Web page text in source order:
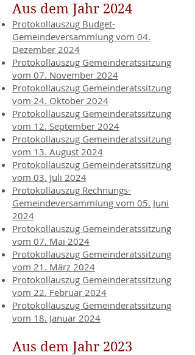
Aus dem Jahr 2024
Protokollauszug Budget-
Gemeindeversammlung vom 04.
Dezember 2024
Protokollauszug Gemeinderatssitzung
vom 07. November 2024
Protokollauszug Gemeinderatssitzung
vom 24. Oktober 2024
Protokollauszug Gemeinderatssitzung
vom 12. September 2024
Protokollauszug Gemeinderatssitzung
vom 13. August 2024
Protokollauszug Gemeinderatssitzung
vom 03. Juli 2024
Protokollauszug Rechnungs-
Gemeindeversammlung vom 05. Juni
2024
Protokollauszug Gemeinderatssitzung
vom 07. Mai 2024
Protokollauszug Gemeinderatssitzung
vom 21. März 2024
Protokollauszug Gemeinderatssitzung
vom 22. Februar 2024
Protokollauszug Gemeinderatssitzung
vom 18. Januar 2024
Aus dem Jahr 2023